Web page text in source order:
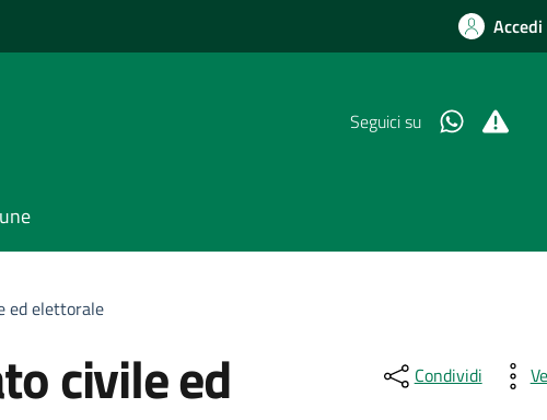
Seguici su Whatsapp
ed elettorale
civile ed Condividi